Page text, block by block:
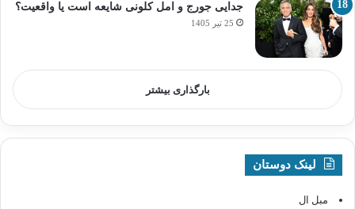
جدایی جورج و امل کلونی شایعه است یا واقعیت؟
25 تیر 1405
بارگذاری بیشتر
لینک دوستان
مبل ال